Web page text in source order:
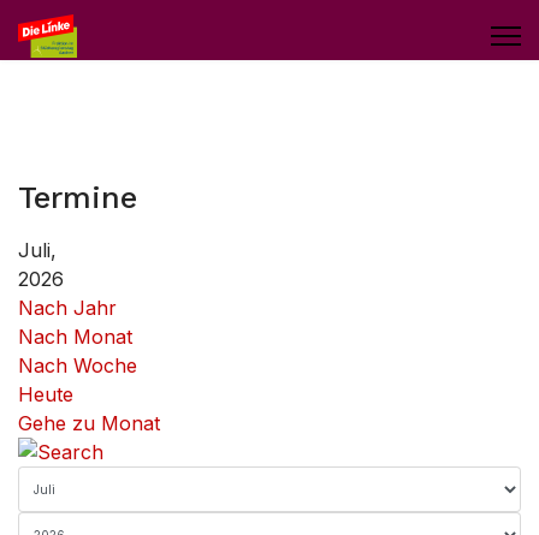
Termine
Juli,
2026
Nach Jahr
Nach Monat
Nach Woche
Heute
Gehe zu Monat